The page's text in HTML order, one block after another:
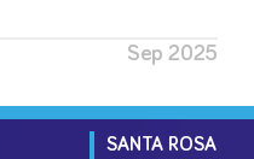
Sep 2025
SANTA ROSA